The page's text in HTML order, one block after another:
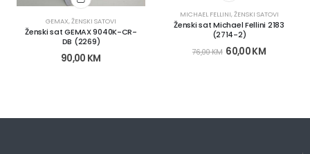
GEMAX,ŽENSKI SATOVI
Ženski sat GEMAX 9040K-CR-
DB (2269)
90,00 KM
MICHAEL FELLINI,ŽENSKI SATOVI
Ženski sat Michael Fellini 2183
(2714-2)
76,00KM 60,00KM